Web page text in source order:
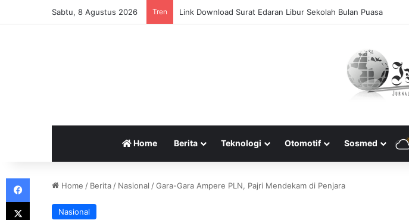
Sabtu, 8 Agustus 2026 Tren Link Download Surat Edaran Libur Sekolah Bulan Puasa
Home Berita Teknologi Otomotif Sosmed
Home / Berita / Nasional /Gara-Gara Ampere PLN, Pajri Mendekam di Penjara
Nasional
Facebook
X